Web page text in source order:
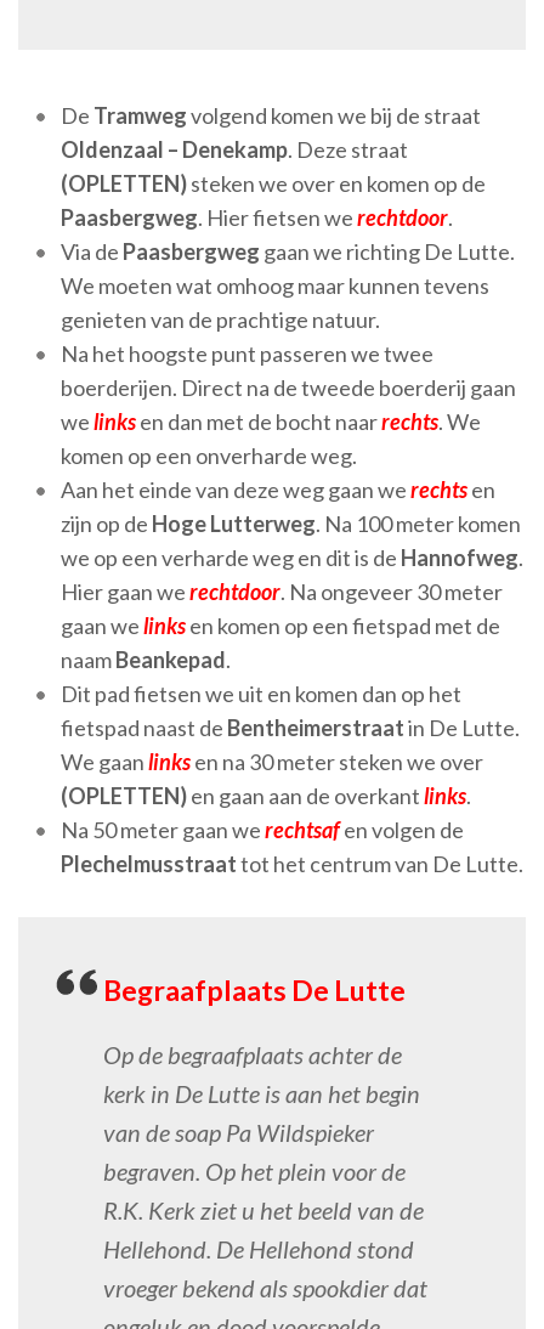
De Tramwegvolgend komen we bij de straat
Oldenzaal – Denekamp. Deze straat
(OPLETTEN)steken we over en komen op de
Paasbergweg. Hier fietsen werechtdoor.
Via de Paasbergweg gaan we richting De Lutte.
We moeten wat omhoog maar kunnen tevens
genieten van de prachtige natuur.
Na het hoogste punt passeren we twee
boerderijen. Direct na de tweede boerderij gaan
welinksen dan met de bocht naarrechts. We
komen op een onverharde weg.
Aan het einde van deze weg gaan werechtsen
zijn op de Hoge Lutterweg. Na 100 meter komen
we op een verharde weg en dit is de Hannofweg.
Hier gaan werechtdoor. Na ongeveer 30 meter
gaan welinksen komen op een fietspad met de
naamBeankepad.
Dit pad fietsen we uit en komen dan op het
fietspad naast de Bentheimerstraatin De Lutte.
We gaanlinksen na 30 meter steken we over
(OPLETTEN)en gaan aan de overkantlinks.
Na 50 meter gaan werechtsafen volgen de
Plechelmusstraattot het centrum van De Lutte.
Begraafplaats De Lutte
Op de begraafplaats achter de
kerk in De Lutte is aan het begin
van de soap Pa Wildspieker
begraven. Op het plein voor de
R.K. Kerk ziet u het beeld van de
Hellehond. De Hellehond stond
vroeger bekend als spookdier dat